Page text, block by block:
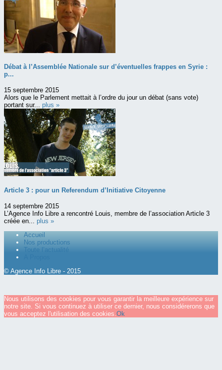
Débat à l’Assemblée Nationale sur d’éventuelles frappes en Syrie :
p...
15 septembre 2015
Alors que le Parlement mettait à l’ordre du jour un débat (sans vote)
portant sur... plus »
Article 3 : pour un Referendum d’Initiative Citoyenne
14 septembre 2015
L’Agence Info Libre a rencontré Louis, membre de l’association Article 3
créée en... plus »
Accueil
Nos productions
Toute l’actualité
© Agence Info Libre - 2015
Nous utilisons des cookies pour vous garantir la meilleure expérience sur
notre site. Si vous continuez à utiliser ce dernier, nous considérerons que
vous acceptez l'utilisation des cookies. Ok